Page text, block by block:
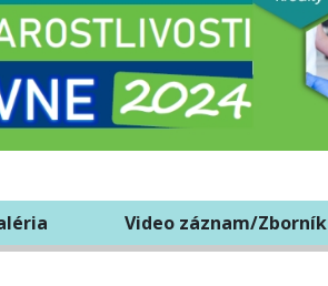
Video záznam/Zborník